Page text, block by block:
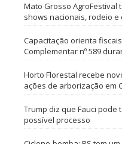
Mato Grosso
shows nacionais, rodeio e
Capacitação orienta
Complementar nº 589
Horto Florestal recebe
ações de arborização em
Trump diz que Fauci
possível processo